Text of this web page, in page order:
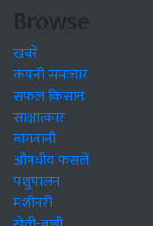
Browse
खबरें
कंपनी समाचार
सफल किसान
साक्षात्कार
बागवानी
औषधीय फसलें
पशुपालन
मशीनरी